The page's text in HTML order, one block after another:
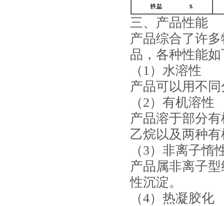
三、产品性能
产品综合了许
品，各种性能
（1）水溶性
产品可以用不
（2）有机溶性
产品溶于部分
乙烷以及两种
（3）非离子惰
产品属非离子
性沉淀。
（4）热凝胶化